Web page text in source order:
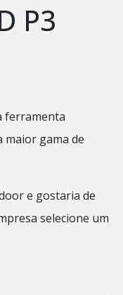
P3
ferramenta
maior gama de
e gostaria de
selecione um